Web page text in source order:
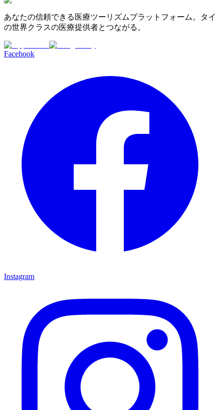
あなたの信頼できる医療ツーリズムプラットフォーム。タイ
の世界クラスの医療提供者とつながる。
Facebook
Instagram